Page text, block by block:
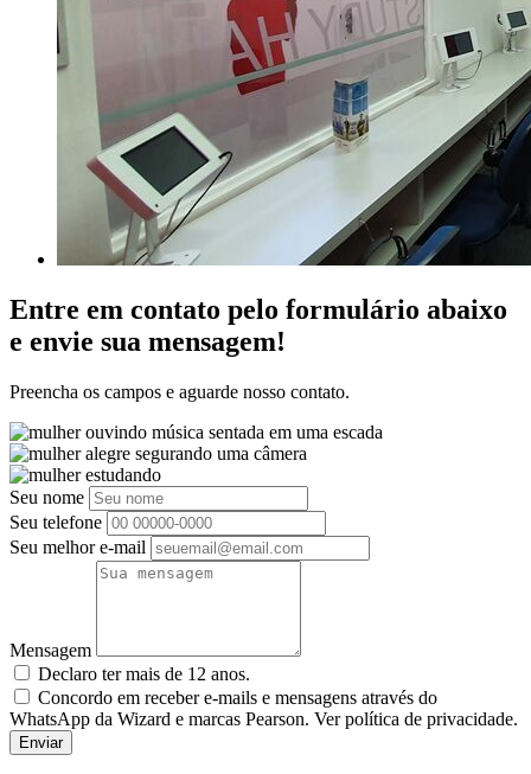
Entre em contato pelo formulário abaixo
e envie sua mensagem!
Preencha os campos e aguarde nosso contato.
Seu nome
Seu telefone
Seu melhor e-mail
Mensagem
Declaro ter mais de 12 anos.
Concordo em receber e-mails e mensagens através do
WhatsApp da Wizard e marcas Pearson. Ver política de privacidade.